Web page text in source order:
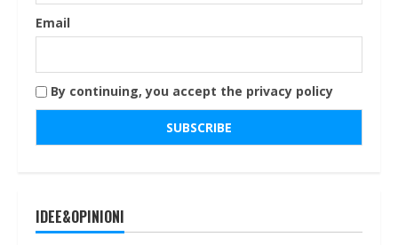
Email
By continuing, you accept the privacy policy
IDEE&OPINIONI